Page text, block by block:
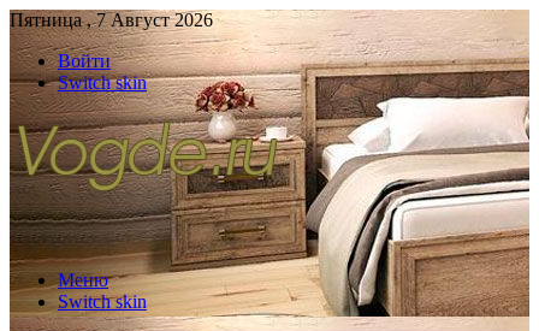
Пятница , 7 Август 2026
Войти
Switch skin
Меню
Switch skin